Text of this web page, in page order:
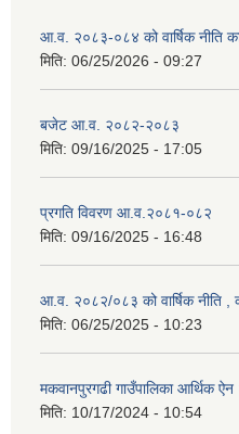
आ.व. २०८३-०८४ को वार्षिक नीति
मिति: 06/25/2026 - 09:27
बजेट आ.व. २०८२-२०८३
मिति: 09/16/2025 - 17:05
प्रगति विवरण आ.व.२०८१-०८२
मिति: 09/16/2025 - 16:48
आ.व. २०८२/०८३ को वार्षिक नीति ,
मिति: 06/25/2025 - 10:23
मकवानपुरगढी गाउँपालिका आर्थिक
मिति: 10/17/2024 - 10:54